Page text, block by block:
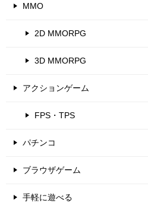
MMO
2D MMORPG
3D MMORPG
アクションゲーム
FPS・TPS
パチンコ
ブラウザゲーム
手軽に遊べる